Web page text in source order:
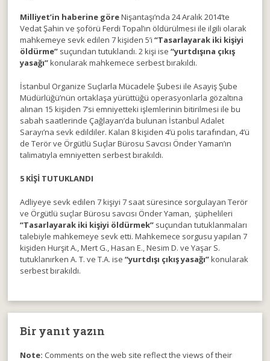
Milliyet’in haberine göreNişantaşı’nda 24 Aralık 2014’te
Vedat Şahin ve şoförü Ferdi Topal’ın öldürülmesi ile ilgili olarak
mahkemeye sevk edilen 7 kişiden 5’i“Tasarlayarak iki kişiyi
öldürme” suçundan tutuklandı. 2 kişi ise“yurtdışına çıkış
yasağı”konularak mahkemece serbest bırakıldı.
İstanbul Organize Suçlarla Mücadele Şubesi ile Asayiş Şube
Müdürlüğü’nün ortaklaşa yürüttüğü operasyonlarla gözaltına
alınan 15 kişiden 7’si emniyetteki işlemlerinin bitirilmesi ile bu
sabah saatlerinde Çağlayan’da bulunan İstanbul Adalet
Sarayı’na sevk edildiler. Kalan 8 kişiden 4’ü polis tarafından, 4’ü
de Terör ve Örgütlü Suçlar Bürosu Savcısı Önder Yaman’ın
talimatıyla emniyetten serbest bırakıldı.
5 KİŞİ TUTUKLANDI
Adliyeye sevk edilen 7 kişiyi 7 saat süresince sorgulayan Terör
ve Örgütlü suçlar Bürosu savcısı Önder Yaman, şüphelileri
“Tasarlayarak iki kişiyi öldürmek” suçundan tutuklanmaları
talebiyle mahkemeye sevk etti. Mahkemece sorgusu yapılan 7
kişiden Hurşit A., Mert G., Hasan E., Nesim D. ve Yaşar S.
tutuklanırken A. T. ve T.A. ise“yurtdışı çıkış yasağı”konularak
serbest bırakıldı.
Bir yanıt yazın
Note: Comments on the web site reflect the views of their